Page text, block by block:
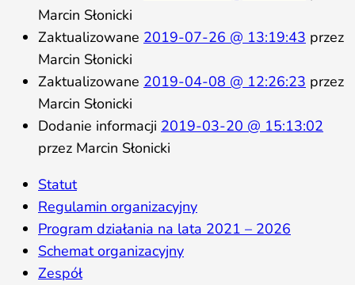
Marcin Słonicki
Zaktualizowane 2019-07-26 @ 13:19:43 przez
Marcin Słonicki
Zaktualizowane 2019-04-08 @ 12:26:23 przez
Marcin Słonicki
Dodanie informacji 2019-03-20 @ 15:13:02
przez Marcin Słonicki
Statut
Regulamin organizacyjny
Program działania na lata 2021 – 2026
Schemat organizacyjny
Zespół